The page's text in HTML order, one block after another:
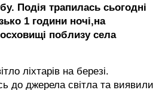
Подія трапилась сьогодні
1 години ночі,на
поблизу села
ліхтарів на березі.
до джерела світла та виявили